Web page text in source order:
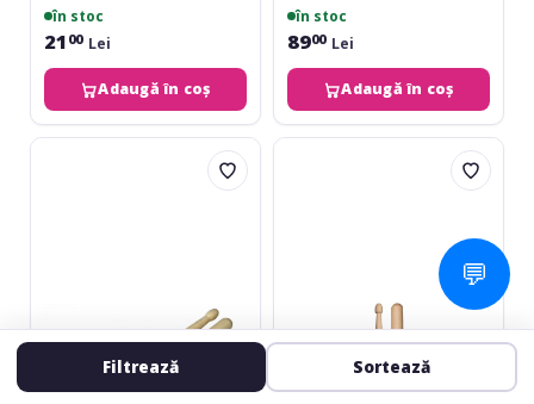
în stoc
21 00 Lei
Adaugă în coș
în stoc
8900 Lei
Adaugă în coș
Artbeat
Promuco
Filtrează Sortează
💬